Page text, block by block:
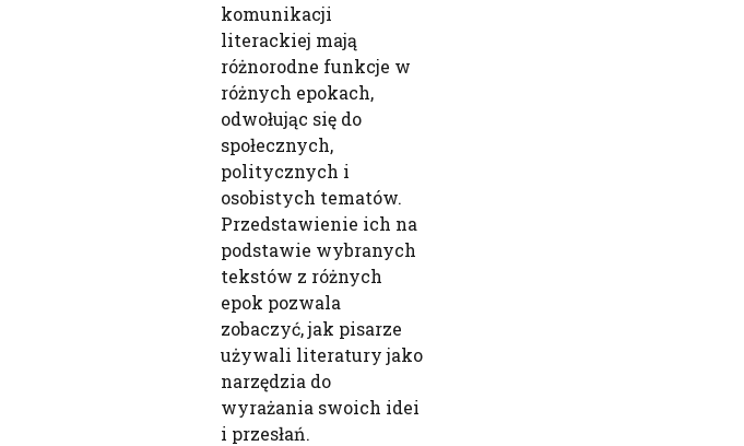
komunikacji
literackiej mają
różnorodne funkcje w
różnych epokach,
odwołując się do
społecznych,
politycznych i
osobistych tematów.
Przedstawienie ich na
podstawie wybranych
tekstów z różnych
epok pozwala
zobaczyć, jak pisarze
używali literatury jako
narzędzia do
wyrażania swoich idei
i przesłań.